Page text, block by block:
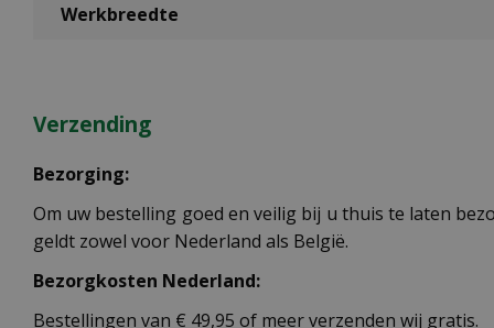
Werkbreedte
Verzending
Bezorging:
Om uw bestelling goed en veilig bij u thuis te laten
geldt zowel voor Nederland als België.
Bezorgkosten Nederland:
Bestellingen van € 49,95 of meer verzenden wij gratis.